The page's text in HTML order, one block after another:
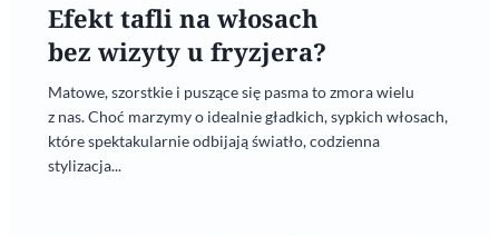
Efekt tafli na włosach
bez wizyty u fryzjera?
Matowe, szorstkie i puszące się pasma to zmora wielu
z nas. Choć marzymy o idealnie gładkich, sypkich włosach,
które spektakularnie odbijają światło, codzienna
stylizacja...